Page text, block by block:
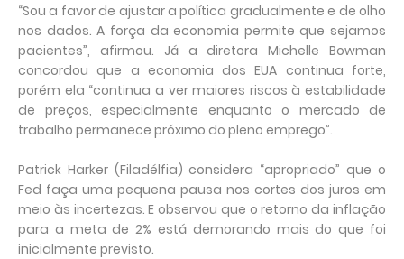
“Sou a favor de ajustar a política gradualmente e de olho
nos dados. A força da economia permite que sejamos
pacientes”, afirmou. Já a diretora Michelle Bowman
concordou que a economia dos EUA continua forte,
porém ela “continua a ver maiores riscos à estabilidade
de preços, especialmente enquanto o mercado de
trabalho permanece próximo do pleno emprego”.
Patrick Harker (Filadélfia) considera “apropriado” que o
Fed faça uma pequena pausa nos cortes dos juros em
meio às incertezas. E observou que o retorno da inflação
para a meta de 2% está demorando mais do que foi
inicialmente previsto.